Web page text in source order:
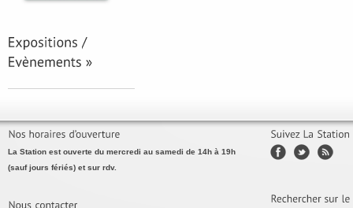
La Station est ouverte du mercredi au samedi de 14h à 19h
(sauf jours fériés) et sur rdv.